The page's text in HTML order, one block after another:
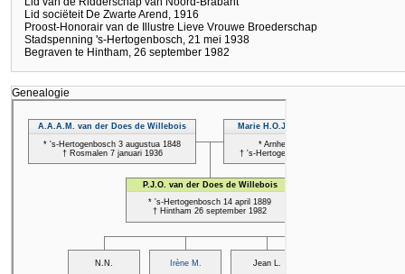
Lid sociëteit De Zwarte Arend, 1916
Proost-Honorair van de Illustre Lieve Vrouwe Broederschap
Stadspenning 's-Hertogenbosch, 21 mei 1938
Begraven te Hintham, 26 september 1982
Genealogie